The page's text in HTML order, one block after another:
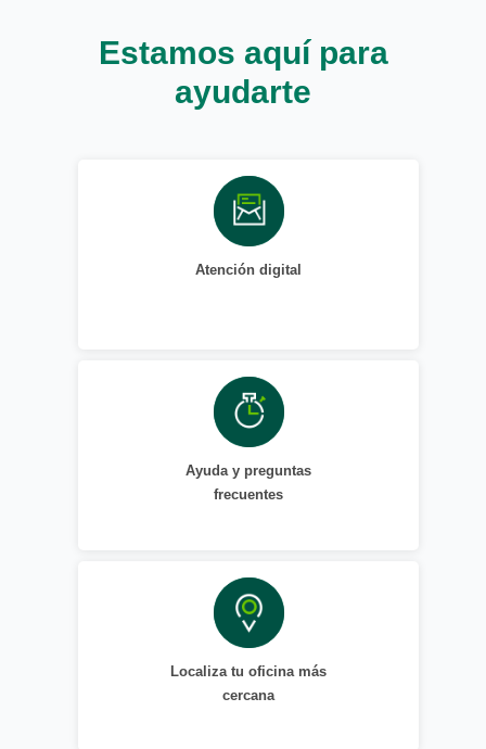
Estamos aquí para
ayudarte
Atención digital
Ayuda y preguntas
frecuentes
Localiza tu oficina más
cercana